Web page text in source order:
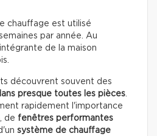
chauffage est utilisé
par année. Au
de la maison
découvrent souvent des
presque toutes les pièces.
rapidement l'importance
, de fenêtres performantes
système de chauffage